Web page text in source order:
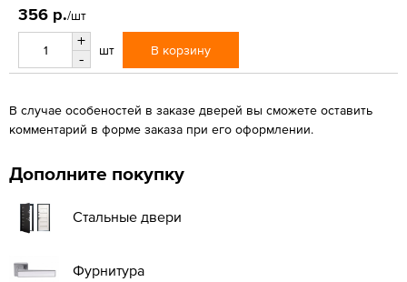
356 р./шт
+
-
шт В корзину
В случае особеностей в заказе дверей вы сможете оставить
комментарий в форме заказа при его оформлении.
Дополните покупку
Стальные двери
Фурнитура